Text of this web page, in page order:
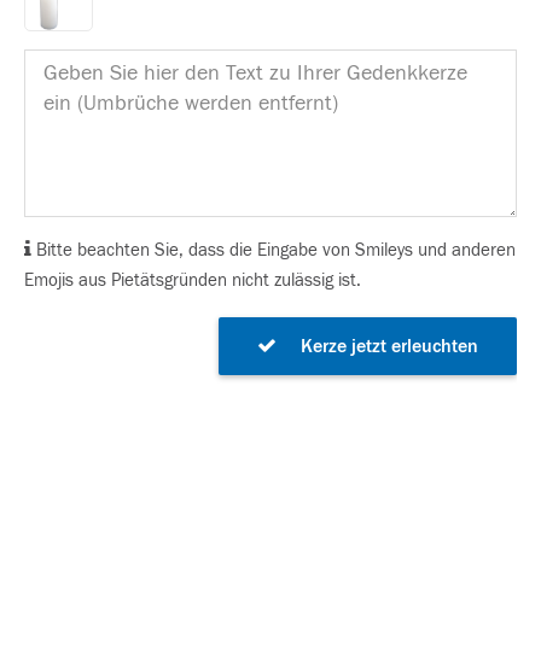
Bitte beachten Sie, dass die Eingabe von Smileys und anderen
Emojis aus Pietätsgründen nicht zulässig ist.
Kerze jetzt erleuchten